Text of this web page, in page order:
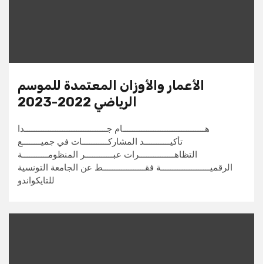
الأعمار والأوزان المعتمدة للموسم
الرياضي 2022-2023
هـــــــــــــــــــــــــــــــــــام جـــــــــــــــــــــــــــــــــــدا
تأكيـــــــــــد المشاركـــــــــــات في جميــــــــع
التظاهـــــــــــــــرات عبــــــــــــر المنظومـــــــــــة
الرقميـــــــــــــــــــــة فقــــــــــــــــــط عن الجامعة التونسية
للتايكواندو